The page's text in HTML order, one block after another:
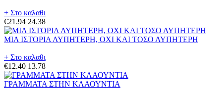
+ Στο καλαθι
€21.94 24.38
ΜΙΑ ΙΣΤΟΡΙΑ ΛΥΠΗΤΕΡΗ, ΟΧΙ ΚΑΙ ΤΟΣΟ ΛΥΠΗΤΕΡΗ
+ Στο καλαθι
€12.40 13.78
ΓΡΑΜΜΑΤΑ ΣΤΗΝ ΚΛΑΟΥΝΤΙΑ